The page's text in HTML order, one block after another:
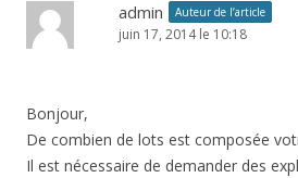
admin Auteur de l’article
juin 17, 2014 le 10:18
Bonjour,
De combien de lots est composée
Il est nécessaire de demander des